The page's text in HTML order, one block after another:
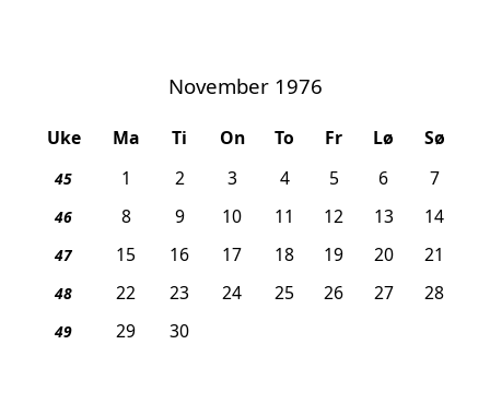
November 1976
Uke Ma Ti On To Fr Lø Sø
45 1 2 3 4 5 6 7
46 8 9 10 11 12 13 14
47 15 16 17 18 19 20 21
48 22 23 24 25 26 27 28
49 29 30